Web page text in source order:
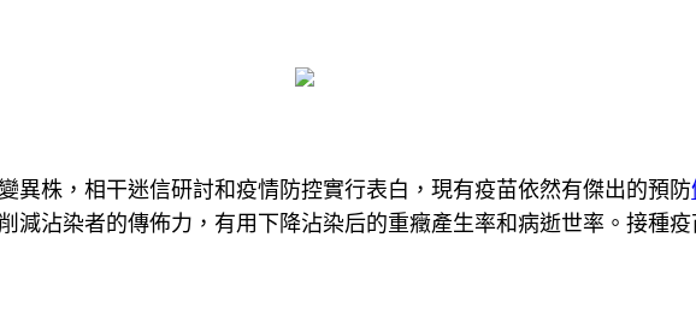
異株，相干迷信研討和疫情防控實行表白，現有疫苗依然有傑出的預防
減沾染者的傳佈力，有用下降沾染后的重癥產生率和病逝世率。接種